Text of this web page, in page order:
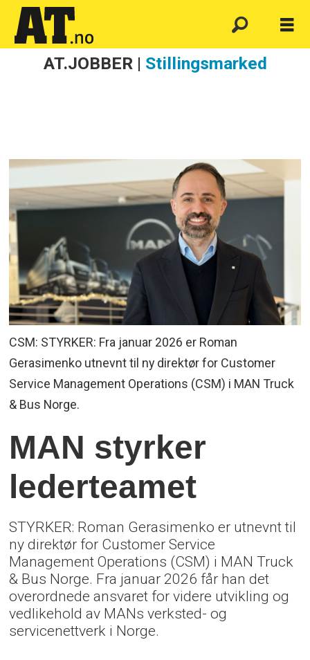
AT.JOBBER | Stillingsmarked
CSM: STYRKER: Fra januar 2026 er Roman
Gerasimenko utnevnt til ny direktør for Customer
Service Management Operations (CSM) i MAN Truck
& Bus Norge.
MAN styrker
lederteamet
STYRKER: Roman Gerasimenko er utnevnt til
ny direktør for Customer Service
Management Operations (CSM) i MAN Truck
& Bus Norge. Fra januar 2026 får han det
overordnede ansvaret for videre utvikling og
vedlikehold av MANs verksted- og
servicenettverk i Norge.